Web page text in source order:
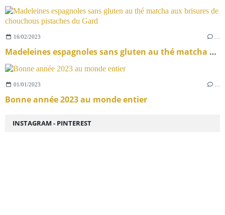
16/02/2023
Madeleines espagnoles sans gluten au thé matcha aux brisures de chouchous pistaches du Gard
01/01/2023
Bonne année 2023 au monde entier
INSTAGRAM - PINTEREST